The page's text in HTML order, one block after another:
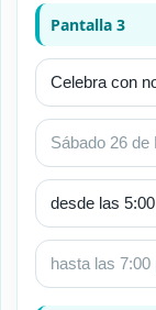
Pantalla 3